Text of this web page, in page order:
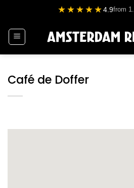
inhoud
★★★★★4.9from
Café de Doffer